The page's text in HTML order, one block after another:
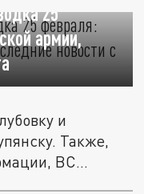
25
армии,
и
Также,
ВС...